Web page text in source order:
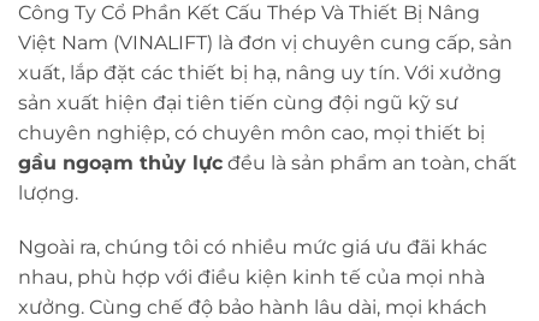
Công Ty Cổ Phần Kết Cấu Thép Và Thiết Bị Nâng
Việt Nam (VINALIFT) là đơn vị chuyên cung cấp, sản
xuất, lắp đặt các thiết bị hạ, nâng uy tín. Với xưởng
sản xuất hiện đại tiên tiến cùng đội ngũ kỹ sư
chuyên nghiệp, có chuyên môn cao, mọi thiết bị
gầu ngoạm thủy lực đều là sản phẩm an toàn, chất
lượng.
Ngoài ra, chúng tôi có nhiều mức giá ưu đãi khác
nhau, phù hợp với điều kiện kinh tế của mọi nhà
xưởng. Cùng chế độ bảo hành lâu dài, mọi khách